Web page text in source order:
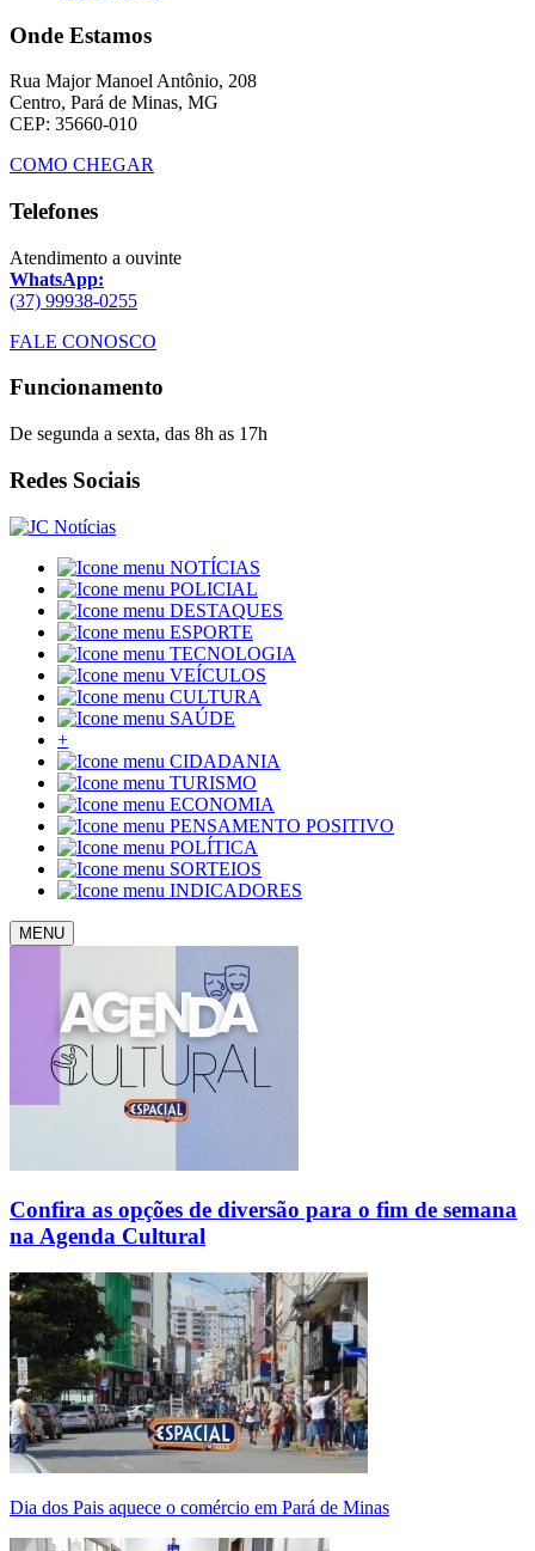
Onde Estamos
Rua Major Manoel Antônio, 208
Centro, Pará de Minas, MG
CEP: 35660-010
COMO CHEGAR
Telefones
Atendimento a ouvinte
WhatsApp:
(37) 99938-0255
FALE CONOSCO
Funcionamento
De segunda a sexta, das 8h as 17h
Redes Sociais
NOTÍCIAS
POLICIAL
DESTAQUES
ESPORTE
TECNOLOGIA
VEÍCULOS
CULTURA
SAÚDE
+
CIDADANIA
TURISMO
ECONOMIA
PENSAMENTO POSITIVO
POLÍTICA
SORTEIOS
INDICADORES
MENU
Confira as opções de diversão para o fim de semana
na Agenda Cultural
Dia dos Pais aquece o comércio em Pará de Minas